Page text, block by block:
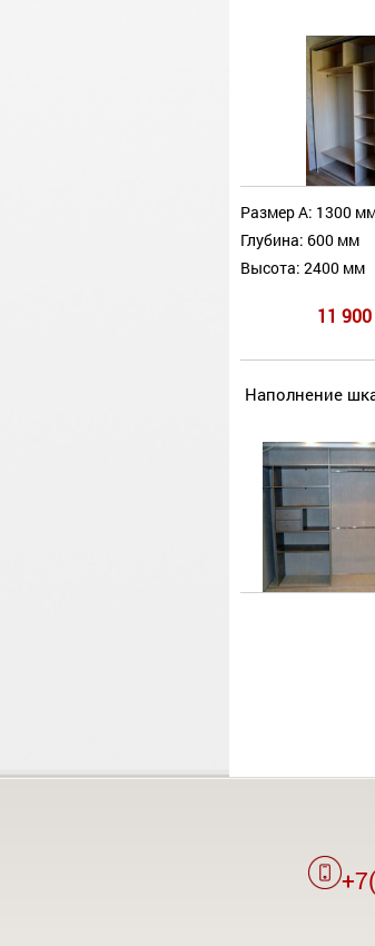
Размер А: 1300
Глубина: 600 мм
Высота: 2400 мм
11
Наполнение